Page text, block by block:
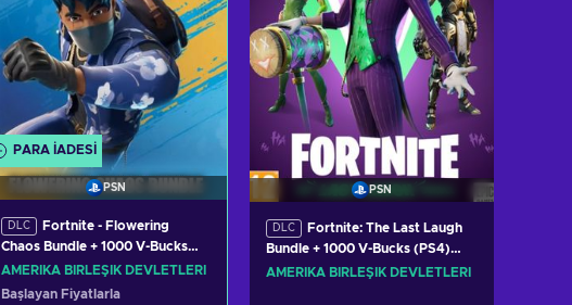
PARA IADESI
PSN
DLC
Fortnite - Flowering
Chaos Bundle + 1000 V-Bucks
(PS4) PSN Key UNITED STATES
AMERIKA BIRLEŞIK DEVLETLERI
Başlayan Fiyatlarla
PSN
DLC
Fortnite: The Last Laugh
Bundle + 1000 V-Bucks (PS4)
PSN Key UNITED STATES
AMERIKA BIRLEŞIK DEVLETLERI